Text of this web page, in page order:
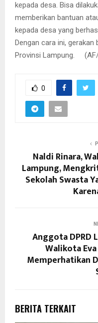
kepada desa. Bisa
memberikan bantuan
kepada desa yang
Dengan cara ini,
Provinsi Lampung.
0
Naldi Rinara,
Lampung,
Sekolah Swasta
Anggota DPRD
Walikota
Memperhatikan
BERITA TERKAIT